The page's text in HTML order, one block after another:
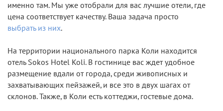
именно там. Мы уже отобрали для вас лучшие отели, где
цена соответствует качеству. Ваша задача просто
выбрать из них.
На территории национального парка Коли находится
отель Sokos Hotel Koli. В гостинице вас ждет удобное
размещение вдали от города, среди живописных и
захватывающих пейзажей, и все это в двух шагах от
склонов. Также, в Коли есть коттеджи, гостевые дома.